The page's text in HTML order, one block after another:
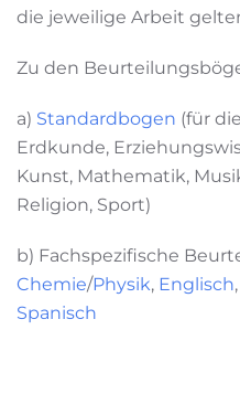
die jeweilige Arbeit
Zu den
a) Standardbogen (für
Erdkunde,
Kunst, Mathematik,
Religion, Sport)
b) Fachspezifische
Chemie/Physik, Englisch,
Spanisch